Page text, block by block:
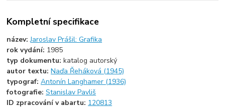
Kompletní specifikace
název:Jaroslav Prášil: Grafika
rok vydání: 1985
typ dokumentu:katalog autorský
autor textu:Naďa Řeháková (1945)
typograf:Antonín Langhamer (1936)
fotografie:Stanislav Pavliš
ID zpracování v abartu: 120813